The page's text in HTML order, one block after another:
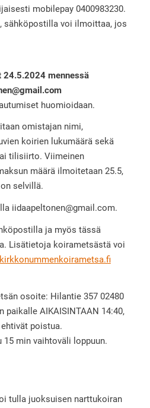
mobilepay 0400983230.
sähköpostilla voi ilmoittaa, jos
mennessä
huomioidaan.
omistajan nimi,
koirien lukumäärä sekä
tilisiirto. Viimeinen
määrä ilmoitetaan 25.5,
selvillä.
iidaapeltonen@gmail.com.
ja myös tässä
Lisätietoja koirametsästä voi
osoite: Hilantie 357 02480
paikalle AIKAISINTAAN 14:40,
poistua.
15 min vaihtoväli loppuun.
tulla juoksuisen narttukoiran